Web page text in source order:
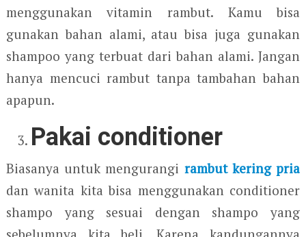
menggunakan vitamin rambut. Kamu bisa
gunakan bahan alami, atau bisa juga gunakan
shampoo yang terbuat dari bahan alami. Jangan
hanya mencuci rambut tanpa tambahan bahan
apapun.
Pakai conditioner
Biasanya untuk mengurangi rambut kering pria
dan wanita kita bisa menggunakan conditioner
shampo yang sesuai dengan shampo yang